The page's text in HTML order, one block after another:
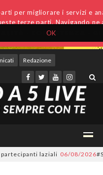
OK
per migliorare i servizi e
terze parti. Navigando
Redazione
laziali 06/08/2026